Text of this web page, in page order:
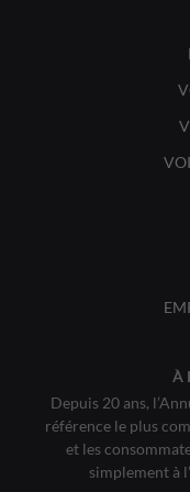
À
Depuis 20 ans,
référence le plus
et les
simplement à